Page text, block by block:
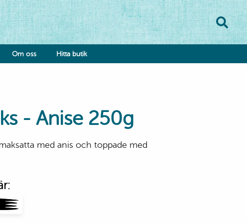
Om oss
Konsumentkontakt
Hitta butik
- Anise 250g
med anis och toppade med